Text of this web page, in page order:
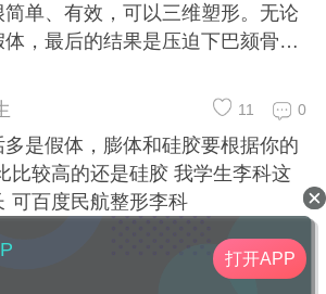
单、有效，可以三维塑形。无论
，最后的结果是压迫下巴颏骨头
0
11
是假体，膨体和硅胶要根据你的
比较高的还是硅胶 我学生李科这
可百度民航整形李科
打开APP